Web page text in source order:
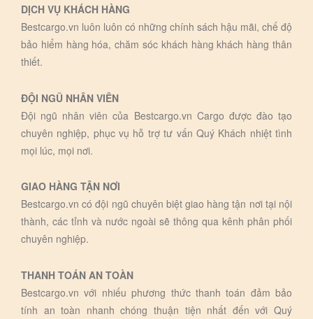
DỊCH VỤ KHÁCH HÀNG
Bestcargo.vn luôn luôn có những chính sách hậu mãi, chế độ
bảo hiểm hàng hóa, chăm sóc khách hàng khách hàng thân
thiết.
ĐỘI NGŨ NHÂN VIÊN
Đội ngũ nhân viên của Bestcargo.vn Cargo được đào tạo
chuyên nghiệp, phục vụ hỗ trợ tư vấn Quý Khách nhiệt tình
mọi lúc, mọi nơi.
GIAO HÀNG TẬN NƠI
Bestcargo.vn có đội ngũ chuyên biệt giao hàng tận nơi tại nội
thành, các tỉnh và nước ngoài sẽ thông qua kênh phân phối
chuyên nghiệp.
THANH TOÁN AN TOÀN
Bestcargo.vn với nhiếu phương thức thanh toán đảm bảo
tính an toàn nhanh chóng thuận tiện nhất đến với Quý